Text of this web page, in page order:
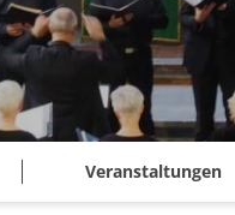
Veranstaltungen